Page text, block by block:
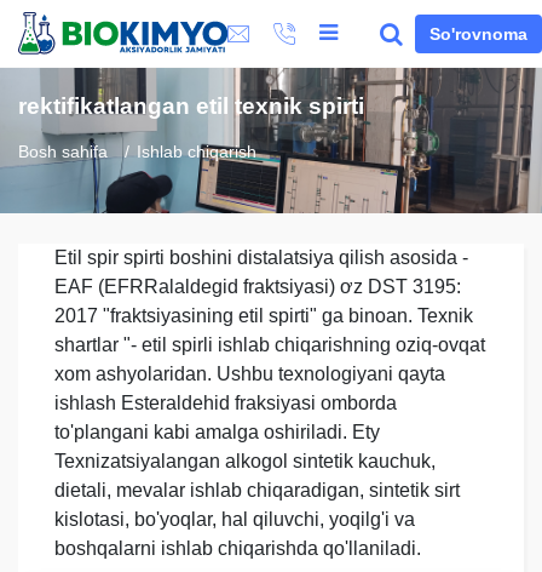
So'rovnoma
rektifikatlangan etil texnik spirti
Bosh sahifa Ishlab chiqarish
Etil spir spirti boshini distalatsiya qilish asosida -
EAF (EFRRalaldegid fraktsiyasi) ơz DST 3195:
2017 "fraktsiyasining etil spirti" ga binoan. Texnik
shartlar "- etil spirli ishlab chiqarishning oziq-ovqat
xom ashyolaridan. Ushbu texnologiyani qayta
ishlash Esteraldehid fraksiyasi omborda
to'plangani kabi amalga oshiriladi. Ety
Texnizatsiyalangan alkogol sintetik kauchuk,
dietali, mevalar ishlab chiqaradigan, sintetik sirt
kislotasi, bo'yoqlar, hal qiluvchi, yoqilg'i va
boshqalarni ishlab chiqarishda qo'llaniladi.